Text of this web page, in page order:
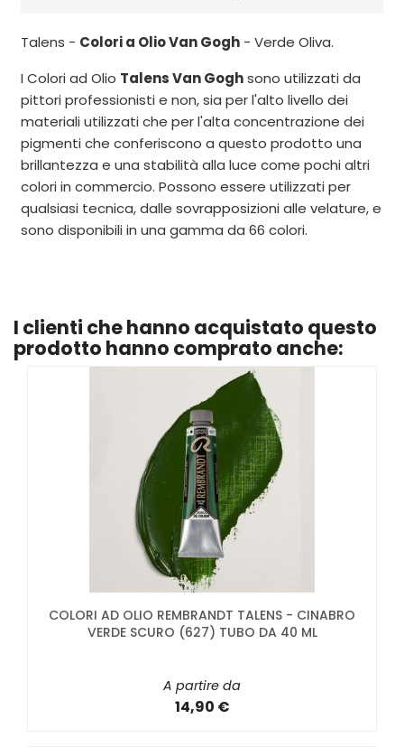
Talens - Colori a Olio Van Gogh - Verde Oliva.
I Colori ad Olio Talens Van Goghsono utilizzati da
pittori professionisti e non, sia per l'alto livello dei
materiali utilizzati che per l'alta concentrazione dei
pigmenti che conferiscono a questo prodotto una
brillantezza e una stabilità alla luce come pochi altri
colori in commercio. Possono essere utilizzati per
qualsiasi tecnica, dalle sovrapposizioni alle velature, e
sono disponibili in una gamma da 66 colori.
I clienti che hanno acquistato questo
prodotto hanno comprato anche:
COLORI AD OLIO REMBRANDT TALENS - CINABRO
VERDE SCURO (627) TUBO DA 40 ML
A partire da
14,90 €